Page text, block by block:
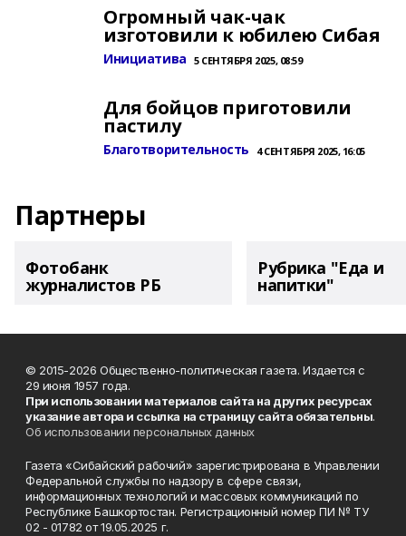
Огромный чак-чак
изготовили к юбилею Сибая
Инициатива 5 СЕНТЯБРЯ 2025, 08:59
Для бойцов приготовили
пастилу
Благотворительность 4 СЕНТЯБРЯ 2025, 16:05
Партнеры
Фотобанк
журналистов РБ
Рубрика "Еда и
напитки"
© 2015-2026 Общественно-политическая газета. Издается с
29 июня 1957 года.
При использовании материалов сайта на других ресурсах
указание автора и ссылка на страницу сайта обязательны.
Об использовании персональных данных
Газета «Сибайский рабочий» зарегистрирована в Управлении
Федеральной службы по надзору в сфере связи,
информационных технологий и массовых коммуникаций по
Республике Башкортостан. Регистрационный номер ПИ № ТУ
02 - 01782 от 19.05.2025 г.